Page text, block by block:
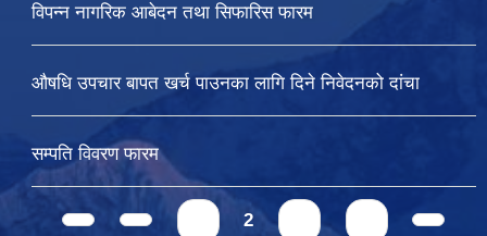
विपन्न नागरिक आबेदन तथा सिफारिस फारम
औषधि उपचार बापत खर्च पाउनका लागि दिने निवेदनको दांचा
सम्पति विवरण फारम
Pages 2